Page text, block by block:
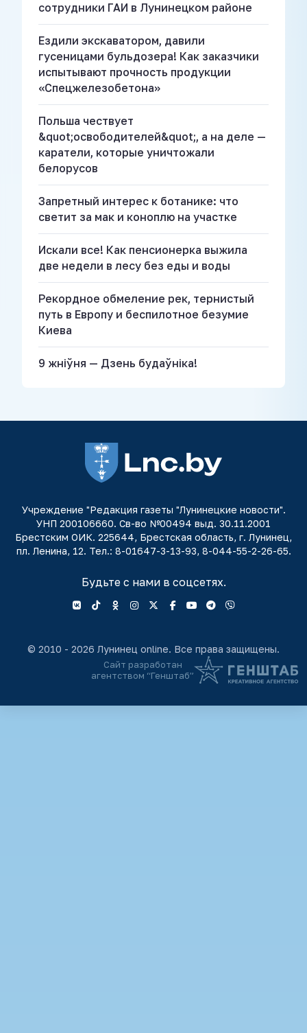
сотрудники ГАИ в Лунинецком районе
Ездили экскаватором, давили
гусеницами бульдозера! Как заказчики
испытывают прочность продукции
«Спецжелезобетона»
Польша чествует
&quot;освободителей&quot;, а на деле —
каратели, которые уничтожали
белорусов
Запретный интерес к ботанике: что
светит за мак и коноплю на участке
Искали все! Как пенсионерка выжила
две недели в лесу без еды и воды
Рекордное обмеление рек, тернистый
путь в Европу и беспилотное безумие
Киева
9 жніўня — Дзень будаўніка!
Учреждение "Редакция газеты "Лунинецкие новости".
УНП 200106660. Св-во №00494 выд. 30.11.2001
Брестским ОИК. 225644, Брестская область, г. Лунинец,
пл. Ленина, 12. Тел.: 8-01647-3-13-93, 8-044-55-2-26-65.
Будьте с нами в соцсетях.
© 2010 - 2026 Лунинец online. Все права защищены.
Сайт разработан
агентством “Генштаб”